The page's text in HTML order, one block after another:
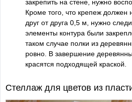
закрепить на стене, нужно
Кроме того, что крепеж должен
друг от друга 0,5 м, нужно
элементы контура были
таком случае полки из
ровно. В завершение
красятся подходящей краской.
Стеллаж для цветов из